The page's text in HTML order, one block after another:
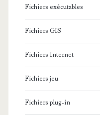
Fichiers exécutables
Fichiers GIS
Fichiers Internet
Fichiers jeu
Fichiers plug-in